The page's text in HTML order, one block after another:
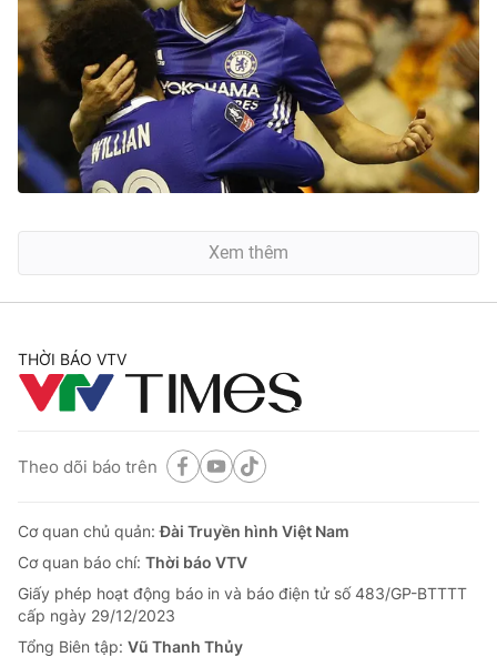
Xem thêm
THỜI BÁO VTV
Theo dõi báo trên
Cơ quan chủ quản:Đài Truyền hình Việt Nam
Cơ quan báo chí: Thời báo VTV
Giấy phép hoạt động báo in và báo điện tử số 483/GP-BTTTT
cấp ngày 29/12/2023
Tổng Biên tập: Vũ Thanh Thủy